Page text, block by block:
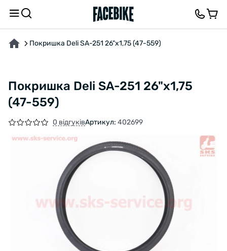
Покришка Deli SA-251 26"x1,75 (47-559)
Покришка Deli SA-251 26"x1,75
(47-559)
0 відгуківАртикул: 402699
ПРО ТОВАР ХАРАКТЕРИСТИКИОПИС ВІДГУКИ ТА ЗАПИТАННЯ